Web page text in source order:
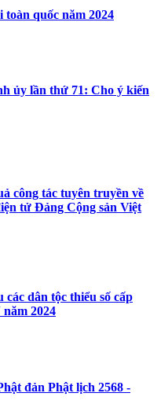
quốc năm 2024
ủy lần thứ 71: Cho ý kiến
công tác tuyên truyền về
tử Đảng Cộng sản Việt
các dân tộc thiểu số cấp
2024
đản Phật lịch 2568 -